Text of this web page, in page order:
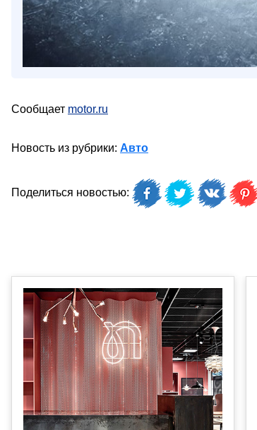
Сообщает motor.ru
Новость из рубрики: Авто
Поделиться новостью: